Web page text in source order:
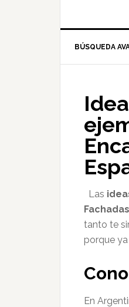
BÚSQUEDA
Las
Fachadas
tanto te
porque
En